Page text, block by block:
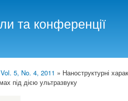
та конференції
5, No. 4, 2011 » Наноструктурні
під дією ультразвуку